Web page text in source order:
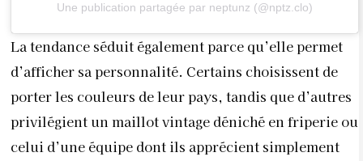
Une publication partagée par neptunz (@nptz.clo)
La tendance séduit également parce qu’elle permet
d’afficher sa personnalité. Certains choisissent de
porter les couleurs de leur pays, tandis que d’autres
privilégient un maillot vintage déniché en friperie ou
celui d’une équipe dont ils apprécient simplement